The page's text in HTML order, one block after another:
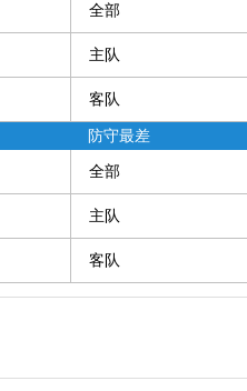
全部
主队
客队
防守最差
全部
主队
客队